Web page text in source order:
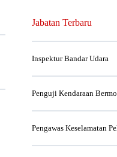
Jabatan Terbaru
Inspektur Bandar Udara
Penguji Kendaraan
Pengawas Keselamatan